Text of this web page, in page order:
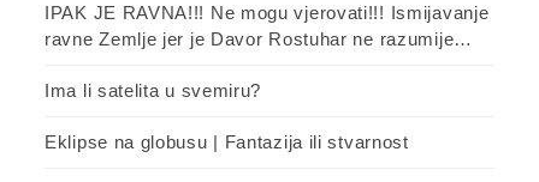
IPAK JE RAVNA!!! Ne mogu vjerovati!!! Ismijavanje
ravne Zemlje jer je Davor Rostuhar ne razumije…
Ima li satelita u svemiru?
Eklipse na globusu | Fantazija ili stvarnost